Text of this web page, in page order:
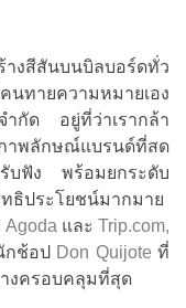
างสีสันบนบิลบอร์ดทั่ว
นทายความหมายเอง
ำกัด อยู่ที่ว่าเรากล้า
าพลักษณ์แบรนด์ที่สด
ฟัง พร้อมยกระดับ
ธิประโยชน์มากมาย
Agoda และ Trip.com,
กช้อป Don Quijote ที่
งครอบคลุมที่สุด